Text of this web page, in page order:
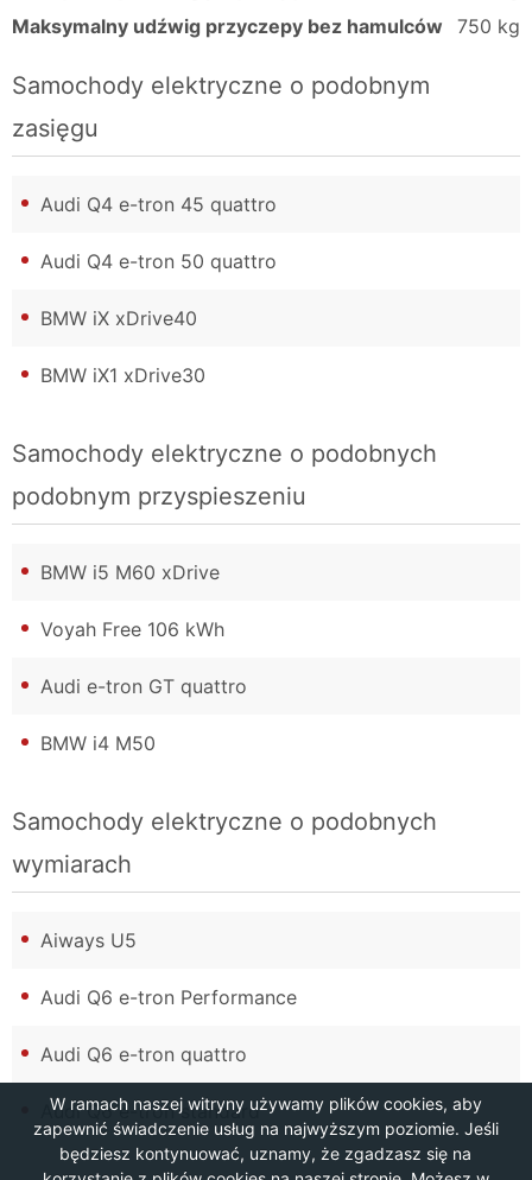
W ramach naszej witryny używamy plików cookies, aby
zapewnić świadczenie usług na najwyższym poziomie. Jeśli
będziesz kontynuować, uznamy, że zgadzasz się na
Maksymalny udźwig przyczepy bez hamulców
750 kg
Samochody elektryczne o podobnym
zasięgu
Audi Q4 e-tron 45 quattro
Audi Q4 e-tron 50 quattro
BMW iX xDrive40
BMW iX1 xDrive30
Samochody elektryczne o podobnych
podobnym przyspieszeniu
BMW i5 M60 xDrive
Voyah Free 106 kWh
Audi e-tron GT quattro
BMW i4 M50
Samochody elektryczne o podobnych
wymiarach
Aiways U5
Audi Q6 e-tron Performance
Audi Q6 e-tron quattro
Audi Q6 e-tron standard